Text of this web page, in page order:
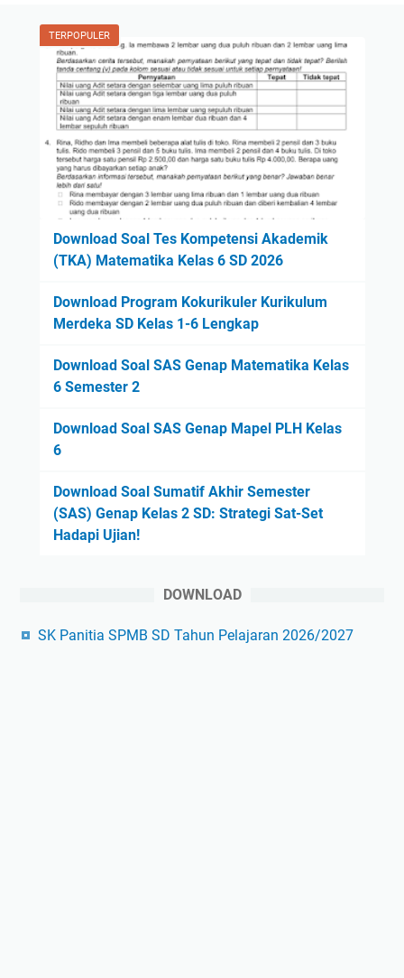
TERPOPULER
Download Soal Tes Kompetensi Akademik
(TKA) Matematika Kelas 6 SD 2026
Download Program Kokurikuler Kurikulum
Merdeka SD Kelas 1-6 Lengkap
Download Soal SAS Genap Matematika Kelas
6 Semester 2
Download Soal SAS Genap Mapel PLH Kelas
6
Download Soal Sumatif Akhir Semester
(SAS) Genap Kelas 2 SD: Strategi Sat-Set
Hadapi Ujian!
DOWNLOAD
SK Panitia SPMB SD Tahun Pelajaran 2026/2027